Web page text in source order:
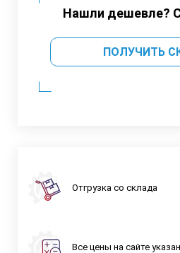
Нашли дешевле?
ПОЛУЧИТЬ
Отгрузка со склада
Все цены на сайте